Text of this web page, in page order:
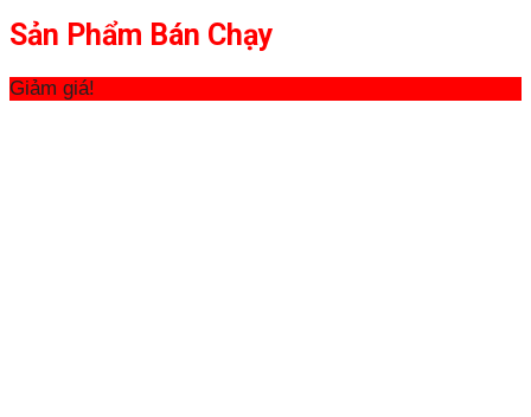
Sản Phẩm Bán Chạy
Giảm giá!